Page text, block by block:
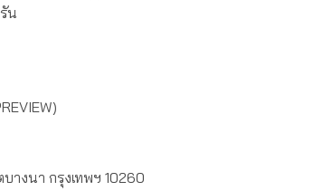
น
บางนา กรุงเทพฯ 10260